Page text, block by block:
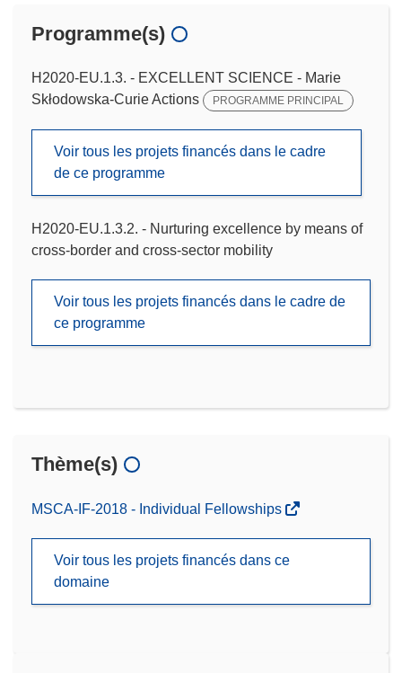
Programme(s)
H2020-EU.1.3. - EXCELLENT SCIENCE - Marie
Skłodowska-Curie Actions
PROGRAMME PRINCIPAL
Voir tous les projets financés dans le cadre
de ce programme
H2020-EU.1.3.2. - Nurturing excellence by means of
cross-border and cross-sector mobility
Voir tous les projets financés dans le cadre de
ce programme
Thème(s)
MSCA-IF-2018 - Individual Fellowships
Voir tous les projets financés dans ce
domaine